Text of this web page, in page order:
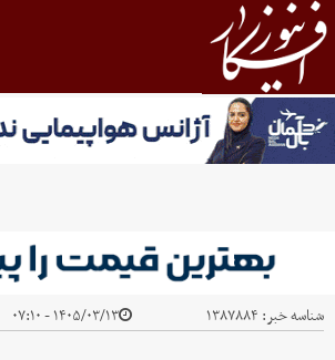
شناسه خبر: ۱۳۸۷۸۸۴ ۱۴۰۵/۰۳/۱۳ - ۰۷:۱۰